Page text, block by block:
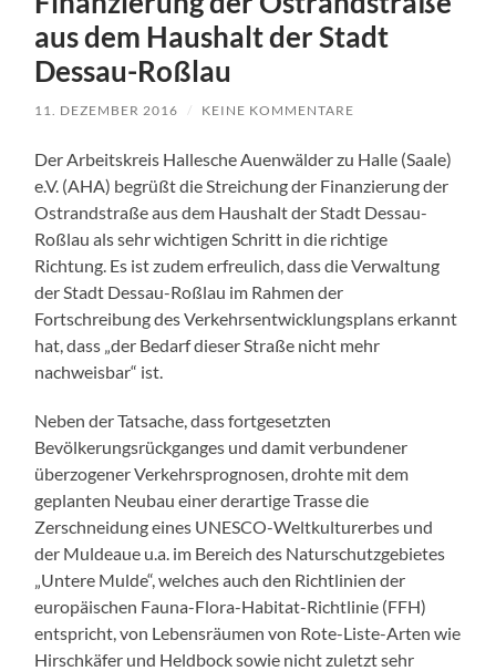
aus dem Haushalt der Stadt
Dessau-Roßlau
11. DEZEMBER 2016 / KEINE KOMMENTARE
Der Arbeitskreis Hallesche Auenwälder zu Halle (Saale)
e.V. (AHA) begrüßt die Streichung der Finanzierung der
Ostrandstraße aus dem Haushalt der Stadt Dessau-
Roßlau als sehr wichtigen Schritt in die richtige
Richtung. Es ist zudem erfreulich, dass die Verwaltung
der Stadt Dessau-Roßlau im Rahmen der
Fortschreibung des Verkehrsentwicklungsplans erkannt
hat, dass „der Bedarf dieser Straße nicht mehr
nachweisbar“ ist.
Neben der Tatsache, dass fortgesetzten
Bevölkerungsrückganges und damit verbundener
überzogener Verkehrsprognosen, drohte mit dem
geplanten Neubau einer derartige Trasse die
Zerschneidung eines UNESCO-Weltkulturerbes und
der Muldeaue u.a. im Bereich des Naturschutzgebietes
„Untere Mulde“, welches auch den Richtlinien der
europäischen Fauna-Flora-Habitat-Richtlinie (FFH)
entspricht, von Lebensräumen von Rote-Liste-Arten wie
Hirschkäfer und Heldbock sowie nicht zuletzt sehr